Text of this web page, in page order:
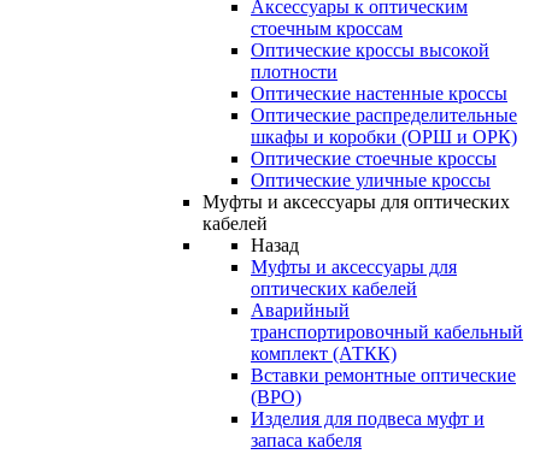
Аксессуары к оптическим
стоечным кроссам
Оптические кроссы высокой
плотности
Оптические настенные кроссы
Оптические распределительные
шкафы и коробки (ОРШ и ОРК)
Оптические стоечные кроссы
Оптические уличные кроссы
Муфты и аксессуары для оптических
кабелей
Назад
Муфты и аксессуары для
оптических кабелей
Аварийный
транспортировочный кабельный
комплект (АТКК)
Вставки ремонтные оптические
(ВРО)
Изделия для подвеса муфт и
запаса кабеля